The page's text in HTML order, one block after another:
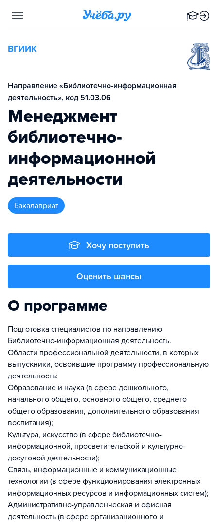
ВГИИК
Направление «Библиотечно-информационная
деятельность», код 51.03.06
Менеджмент
библиотечно-
информационной
деятельности
бакалавриат
Хочу поступить
Оценить шансы
О программе
Подготовка специалистов по направлению
Библиотечно-информационная деятельность.
Области профессиональной деятельности, в которых
выпускники, освоившие программу профессиональную
деятельность:
Образование и наука (в сфере дошкольного,
начального общего, основного общего, среднего
общего образования, дополнительного образования
воспитания);
Культура, искусство (в сфере библиотечно-
информационной, просветительской и культурно-
досуговой деятельности);
Связь, информационные и коммуникационные
технологии (в сфере функционирования электронных
информационных ресурсов и информационных систем);
Административно-управленческая и офисная
деятельность (в сфере организационного и